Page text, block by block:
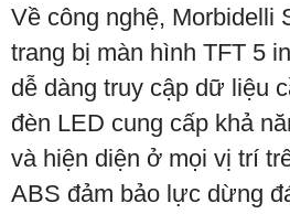
Về công nghệ, Morbidelli
trang bị màn hình TFT 5
dễ dàng truy cập dữ liệu
đèn LED cung cấp khả
và hiện diện ở mọi vị trí
ABS đảm bảo lực dừng